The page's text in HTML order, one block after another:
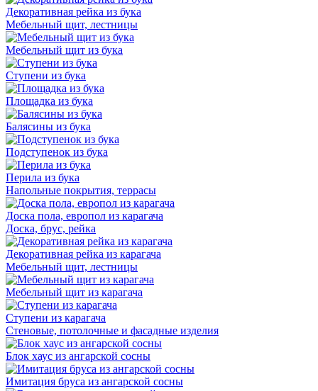
Декоративная рейка из бука
Мебельный щит, лестницы
Мебельный щит из бука
Ступени из бука
Площадка из бука
Балясины из бука
Подступенок из бука
Перила из бука
Напольные покрытия, террасы
Доска пола, европол из карагача
Доска, брус, рейка
Декоративная рейка из карагача
Мебельный щит, лестницы
Мебельный щит из карагача
Ступени из карагача
Стеновые, потолочные и фасадные изделия
Блок хаус из ангарской сосны
Имитация бруса из ангарской сосны